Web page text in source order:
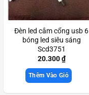
Đèn led cắm cổng usb 6
bóng led siêu sáng
Scd3751
20.300₫
Thêm Vào Giỏ